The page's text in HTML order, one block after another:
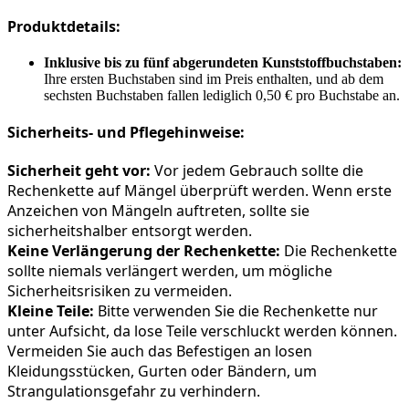
Produktdetails:
Inklusive bis zu fünf abgerundeten Kunststoffbuchstaben:
Ihre ersten Buchstaben sind im Preis enthalten, und ab dem
sechsten Buchstaben fallen lediglich 0,50 € pro Buchstabe an.
Sicherheits- und Pflegehinweise:
Sicherheit geht vor: Vor jedem Gebrauch sollte die
Rechenkette auf Mängel überprüft werden. Wenn erste
Anzeichen von Mängeln auftreten, sollte sie
sicherheitshalber entsorgt werden.
Keine Verlängerung der Rechenkette: Die Rechenkette
sollte niemals verlängert werden, um mögliche
Sicherheitsrisiken zu vermeiden.
Kleine Teile: Bitte verwenden Sie die Rechenkette nur
unter Aufsicht, da lose Teile verschluckt werden können.
Vermeiden Sie auch das Befestigen an losen
Kleidungsstücken, Gurten oder Bändern, um
Strangulationsgefahr zu verhindern.